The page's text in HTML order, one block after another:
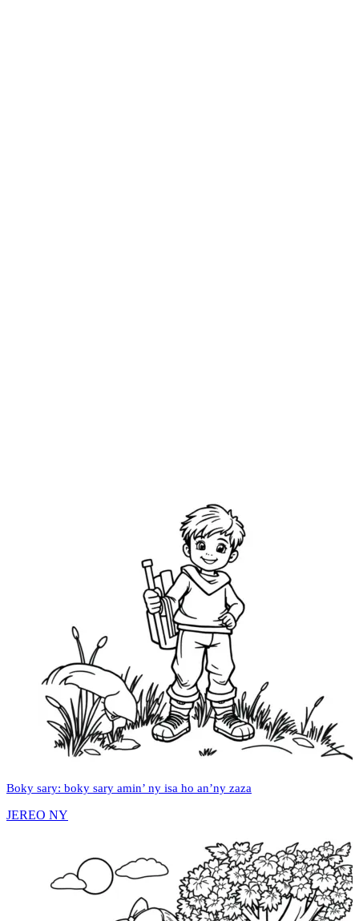
Boky sary: boky sary amin’ ny isa ho an’ny zaza
JEREO NY